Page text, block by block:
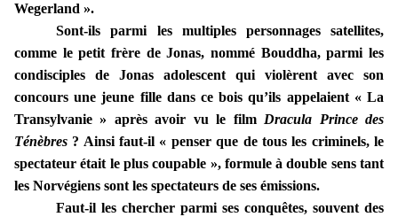
Wegerland ».
Sont-ils parmi les multiples personnages satellites,
comme le petit frère de Jonas, nommé Bouddha, parmi les
condisciples de Jonas adolescent qui violèrent avec son
concours une jeune fille dans ce bois qu’ils appelaient « La
Transylvanie » après avoir vu le film Dracula Prince des
Ténèbres ? Ainsi faut-il « penser que de tous les criminels, le
spectateur était le plus coupable », formule à double sens tant
les Norvégiens sont les spectateurs de ses émissions.
Faut-il les chercher parmi ses conquêtes, souvent des